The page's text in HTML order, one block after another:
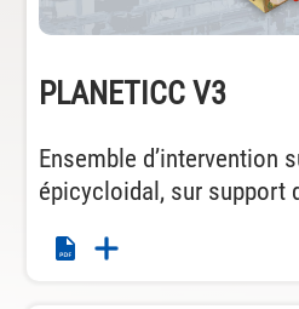
PLANETICC V3
Ensemble d’intervention
épicycloidal, sur support